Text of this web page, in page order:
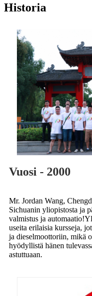
Historia
Vuosi - 2000
Mr. Jordan Wang,
Sichuanin yliopistosta ja
valmistus ja
useita erilaisia ​​kursseja,
ja dieselmoottoriin, mikä
hyödyllistä hänen
astuttuaan.